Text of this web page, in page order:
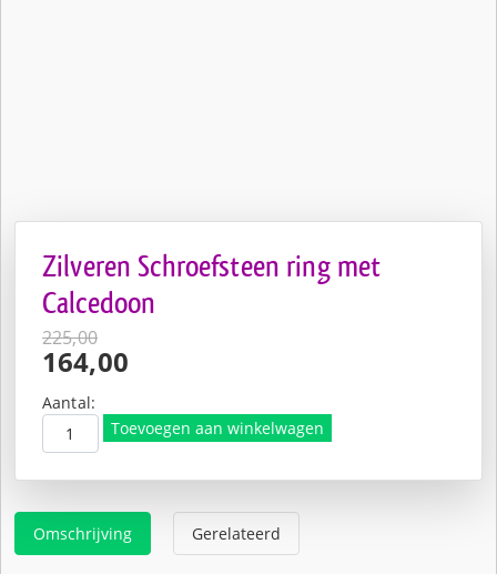
Zilveren Schroefsteen ring met
Calcedoon
225,00
Oorspronkelijke
prijs
was:
€225,00.
164,00
Huidige
prijs
is:
€164,00.
Aantal:
Toevoegen aan winkelwagen
Omschrijving Gerelateerd